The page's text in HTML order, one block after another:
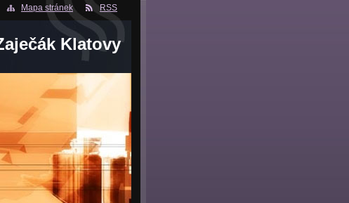
Mapa stránek RSS
Klatovy